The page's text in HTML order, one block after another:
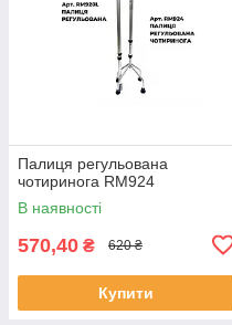
Палиця регульована
чотиринога RM924
В наявності
570,40 ₴ 620 ₴
Купити